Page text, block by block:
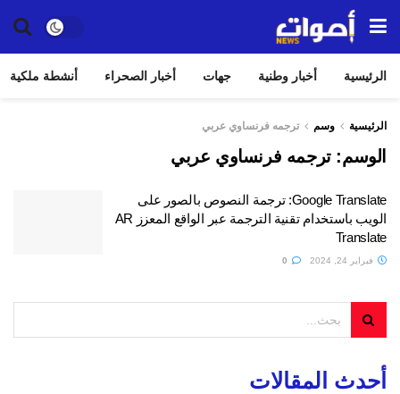
الرئيسية أخبار وطنية جهات أخبار الصحراء أنشطة ملكية
الرئيسية وسم ترجمه فرنساوي عربي
الوسم:ترجمه فرنساوي عربي
Google Translate: ترجمة النصوص بالصور على
الويب باستخدام تقنية الترجمة عبر الواقع المعزز AR
Translate
فبراير 24, 2024
أحدث المقالات